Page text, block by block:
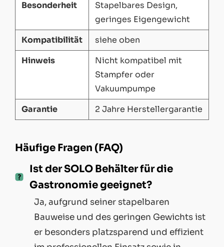
Besonderheit
Stapelbares Design,
geringes Eigengewicht
Kompatibilität
siehe oben
Hinweis
Nicht kompatibel mit
Stampfer oder
Vakuumpumpe
Garantie
2 Jahre Herstellergarantie
Häufige Fragen (FAQ)
Ist der SOLO Behälter für die
Gastronomie geeignet?
Ja, aufgrund seiner stapelbaren
Bauweise und des geringen Gewichts ist
er besonders platzsparend und effizient